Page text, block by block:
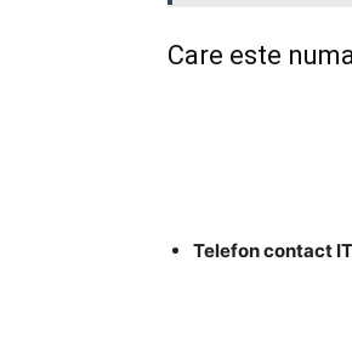
Care este
Telefon contact